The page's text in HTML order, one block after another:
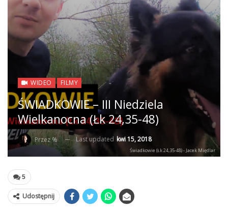
WIDEO FILMY
ŚWIADKOWIE – III Niedziela
Wielkanocna (Łk 24,35-48)
Przez % Last updated kwi 15, 2018
Świadkowie (Łk 24,35-48) - Jacek Międlar
5
Udostępnij